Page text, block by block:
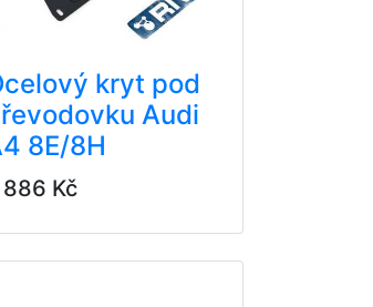
kryt pod
Audi
8E/8H
886 Kč